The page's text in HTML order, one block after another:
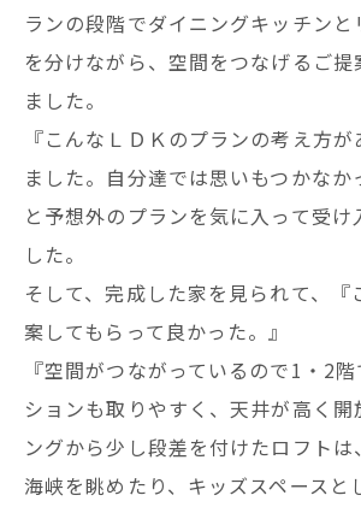
ランの段階でダイニングキッチン
を分けながら、空間をつなげるご提
ました。
『こんなＬＤＫのプランの考え方
ました。自分達では思いもつかなか
と予想外のプランを気に入って受け
した。
そして、完成した家を見られて、『
案してもらって良かった。』
『空間がつながっているので1・2
ションも取りやすく、天井が高く
ングから少し段差を付けたロフト
海峡を眺めたり、キッズスペースと